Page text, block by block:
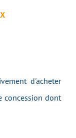
d'acheter
concession dont